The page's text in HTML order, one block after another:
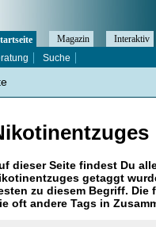
dieser Seite findest Du
getaggt
zu diesem Begriff. Die
oft andere Tags in
Magazin Interaktiv
Suche